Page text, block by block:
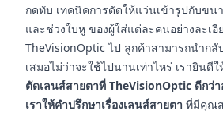
กดทับ เทคนิคการดัดให้แว่นเข้ารูปกับข
และช่วงใบหู ของผู้ใส่แต่ละคนอย่างละเ
TheVisionOptic ไป ลูกค้าสามารถนำกลั
เสมอไม่ว่าจะใช้ไปนานเท่าไหร่ เรายินดี
ตัดเลนส์สายตาที่ TheVisionOptic ดีกว่า
เราให้คำปรึกษาเรื่องเลนส์สายตา ที่มีคุณ